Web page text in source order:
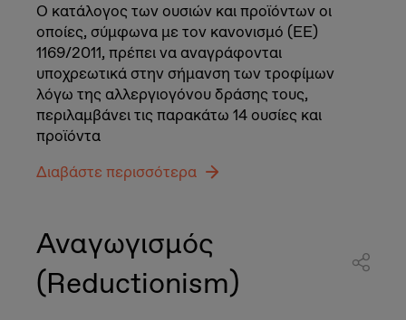
Ο κατάλογος των ουσιών και προϊόντων οι
οποίες, σύμφωνα με τον κανονισμό (ΕΕ)
1169/2011, πρέπει να αναγράφονται
υποχρεωτικά στην σήμανση των τροφίμων
λόγω της αλλεργιογόνου δράσης τους,
περιλαμβάνει τις παρακάτω 14 ουσίες και
προϊόντα
Διαβάστε περισσότερα
Αναγωγισμός
(Reductionism)